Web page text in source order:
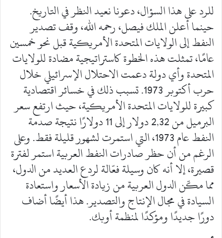
للرد على هذا السؤال، دعونا نعيد النظر في التاريخ.
حينما أعلن الملك فيصل، رحمه الله، وقف تصدير
النفط إلى الولايات المتحدة الأمريكية قبل نحو خمسين
عامًا، تمثلت هذه الخطوة كاستراتيجية مضادة للولايات
المتحدة وأي دولة دعمت الاحتلال الإسرائيلي خلال
حرب أكتوبر 1973. تسبب ذلك في خسائر اقتصادية
كبيرة للولايات المتحدة الأمريكية، حيث ارتفع سعر
البرميل من 2,32 دولار إلى 11 دولارًا نتيجة صدمة
النفط عام 1973، التي استمرت لشهور قليلة فقط. وعلى
الرغم من أن حظر صادرات النفط العربية استمر لفترة
قصيرة، إلا أنه كان وسيلة فعّالة لردع العديد من الدول،
مما مكّن الدول العربية من زيادة الأسعار واستعادة
السيادة في مجال الإنتاج والتصدير. هذا أيضًا أضاف
دورًا جديدًا ومؤكدًا لمنظمة أوبك.